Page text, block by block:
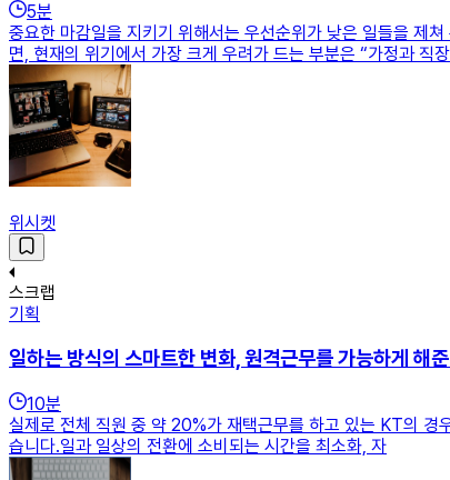
5분
중요한 마감일을 지키기 위해서는 우선순위가 낮은 일들을 제
면, 현재의 위기에서 가장 크게 우려가 드는 부분은 “가정과 직장
위시켓
스크랩
기획
일하는 방식의 스마트한 변화, 원격근무를 가능하게 해
10분
실제로 전체 직원 중 약 20%가 재택근무를 하고 있는 KT의 경
습니다.일과 일상의 전환에 소비되는 시간을 최소화, 자